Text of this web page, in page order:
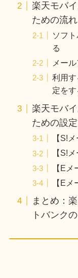
楽天モバ
ための流
ソフ
る
メー
利用
定をす
楽天モバ
ための設
【S!
【S!
【E
【E
まとめ：
トバンク